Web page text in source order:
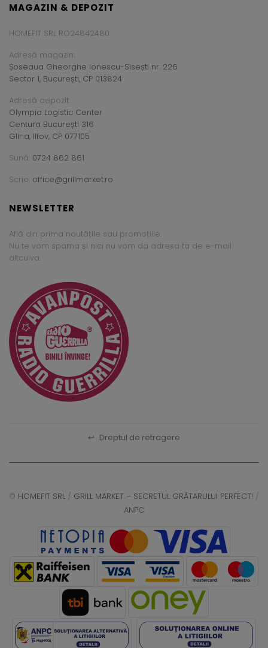
MAGAZIN & DEPOZIT
HOMEFIT SRL RO24842480
Adresă magazin:
Șoseaua Gheorghe Ionescu-Sisești nr. 226
Sector 1, București, CP 013824
Adresă depozit:
Olympia Logistic Center
Centura București 316
Glina, Ilfov, CP 077105
Sună: 0724 862 861
Scrie: office@grillmarket.ro
NEWSLETTER
Află din prima noutățile sau promoțiile.
Nu te vom spama și nici nu vom da adresa ta de e-mail
altcuiva.
↩ Dreptul de retragere
© HOMEFIT SRL / GRILL MARKET – SECRETUL GRĂTARULUI PERFECT! /
ANPC